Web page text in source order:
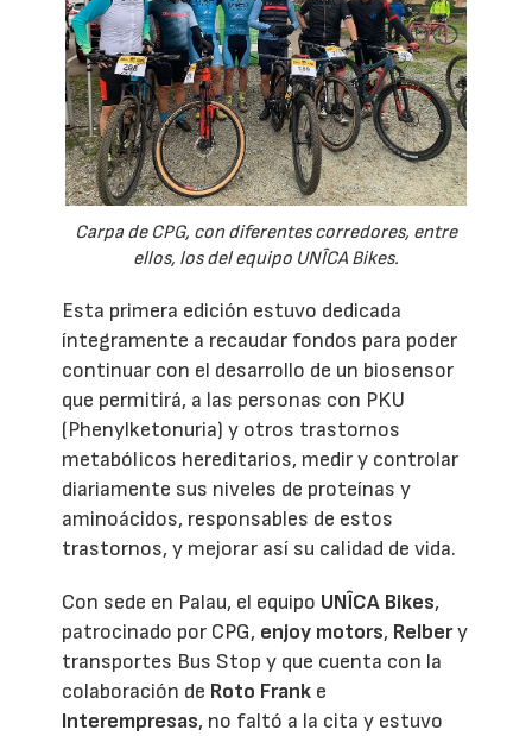
Carpa de CPG, con diferentes corredores, entre
ellos, los del equipo UNÎCA Bikes.
Esta primera edición estuvo dedicada
íntegramente a recaudar fondos para poder
continuar con el desarrollo de un biosensor
que permitirá, a las personas con PKU
(Phenylketonuria) y otros trastornos
metabólicos hereditarios, medir y controlar
diariamente sus niveles de proteínas y
aminoácidos, responsables de estos
trastornos, y mejorar así su calidad de vida.
Con sede en Palau, el equipo UNÎCA Bikes,
patrocinado por CPG, enjoy motors, Relbery
transportes Bus Stop y que cuenta con la
colaboración de Roto Frank e
Interempresas, no faltó a la cita y estuvo